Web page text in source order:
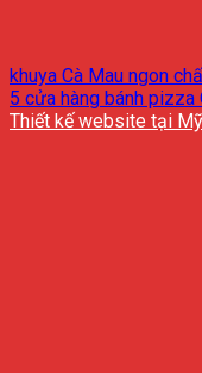
khuya Cà Mau ngon
5 cửa hàng bánh
Thiết kế website tại Mỹ